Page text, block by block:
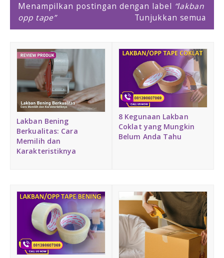
PALLET PLASTIK
Nestable
One Way Series
Medium Duty
Heavy Duty
Dunnage Air Bag
Stretch Film
Menampilkan postingan dengan label lakban
opp tape
Tunjukkan semua
Lakban Bening
Berkualitas: Cara
Memilih dan
Karakteristiknya
8 Kegunaan Lakban
Coklat yang Mungkin
Belum Anda Tahu